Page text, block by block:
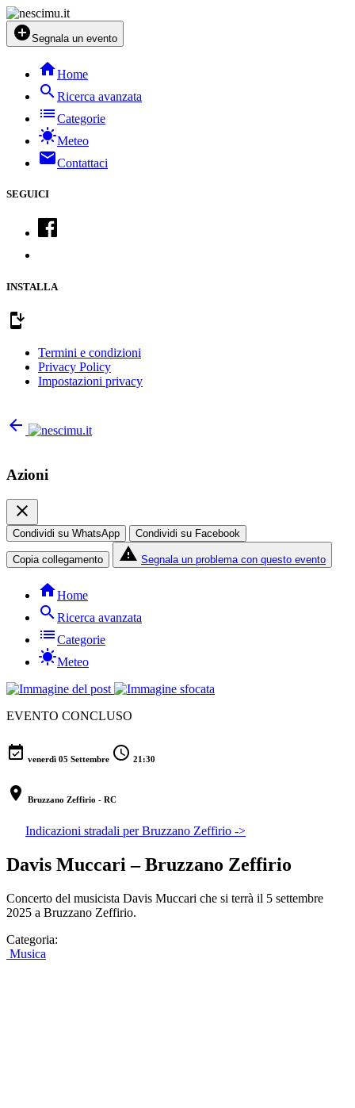
add_circleSegnala un evento
homeHome
searchRicerca avanzata
listCategorie
sunnyMeteo
mailContattaci
SEGUICI
INSTALLA
install_mobile
Termini e condizioni
Privacy Policy
Impostazioni privacy
arrow_back
Azioni
close
Condividi su WhatsApp Condividi su Facebook
Copia collegamento report_problem Segnala un problema con questo evento
homeHome
searchRicerca avanzata
listCategorie
sunnyMeteo
EVENTO CONCLUSO
event_available venerdì 05 Settembre schedule 21:30
location_on Bruzzano Zeffirio - RC
Indicazioni stradali per Bruzzano Zeffirio ->
Davis Muccari – Bruzzano Zeffirio
Concerto del musicista Davis Muccari che si terrà il 5 settembre
2025 a Bruzzano Zeffirio.
Categoria:
Musica